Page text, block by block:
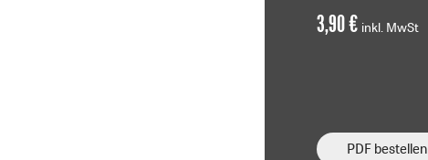
3,90 € inkl. MwSt
PDF bestellen